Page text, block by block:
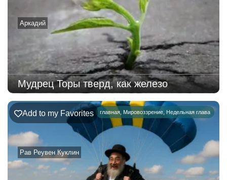
Аркадий
Мудрец Торы тверд, как железо
главная Мировоззрение Недельная глава
Рав Реувен Куклин
Add to my Favorites